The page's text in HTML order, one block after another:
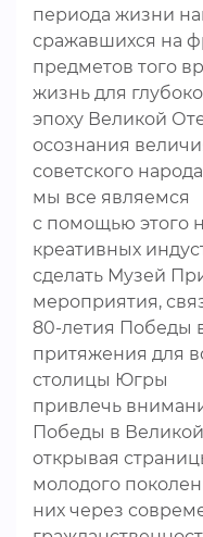
периода жизни
сражавшихся на
предметов того
жизнь для
эпоху Великой
осознания
советского
мы все являемся
с помощью этого
креативных
сделать Музей
мероприятия,
80-летия Победы
притяжения для
столицы Югры
привлечь
Победы в
открывая
молодого
них через